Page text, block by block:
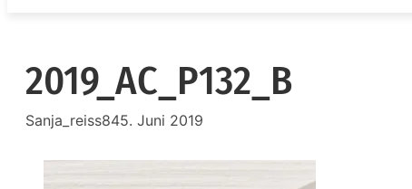
2019_AC_P132_B
Sanja_reiss845. Juni 2019